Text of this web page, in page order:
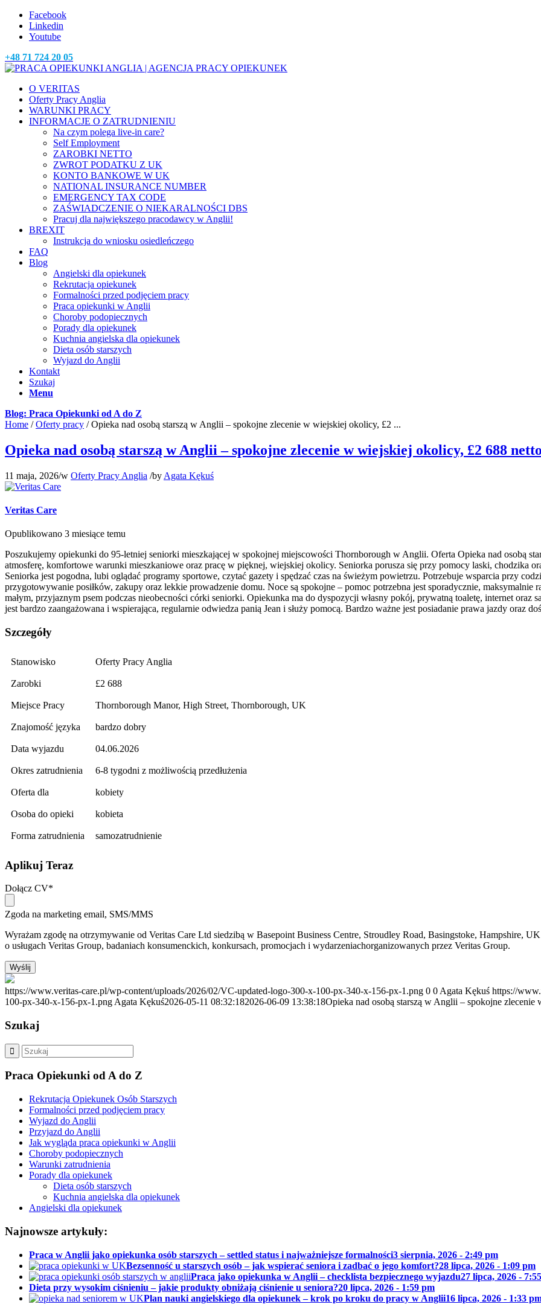
Facebook
Linkedin
Youtube
+48 71 724 20 05
O VERITAS
Oferty Pracy Anglia
WARUNKI PRACY
INFORMACJE O ZATRUDNIENIU
Na czym polega live-in care?
Self Employment
ZAROBKI NETTO
ZWROT PODATKU Z UK
KONTO BANKOWE W UK
NATIONAL INSURANCE NUMBER
EMERGENCY TAX CODE
ZAŚWIADCZENIE O NIEKARALNOŚCI DBS
Pracuj dla największego pracodawcy w Anglii!
BREXIT
Instrukcja do wniosku osiedleńczego
FAQ
Blog
Angielski dla opiekunek
Rekrutacja opiekunek
Formalności przed podjęciem pracy
Praca opiekunki w Anglii
Choroby podopiecznych
Porady dla opiekunek
Kuchnia angielska dla opiekunek
Dieta osób starszych
Wyjazd do Anglii
Kontakt
Szukaj
Menu
Blog: Praca Opiekunki od A do Z
Home / Oferty pracy / Opieka nad osobą starszą w Anglii – spokojne zlecenie w wiejskiej okolicy, £2 ...
Opieka nad osobą starszą w Anglii – spokojne zlecenie w wiejskiej okolicy, £2 688
11 maja, 2026/w Oferty Pracy Anglia /by Agata Kękuś
Veritas Care
Opublikowano 3 miesiące temu
Poszukujemy opiekunki do 95-letniej seniorki mieszkającej w spokojnej miejscowości Thornborough w Anglii. Oferta Opieka nad osobą
atmosferę, komfortowe warunki mieszkaniowe oraz pracę w pięknej, wiejskiej okolicy. Seniorka porusza się przy pomocy laski, chodzika
Seniorka jest pogodna, lubi oglądać programy sportowe, czytać gazety i spędzać czas na świeżym powietrzu. Potrzebuje wsparcia przy
przygotowywanie posiłków, zakupy oraz lekkie prowadzenie domu. Noce są spokojne – pomoc potrzebna jest sporadycznie,
małym, przyjaznym psem podczas nieobecności córki seniorki. Opiekunka ma do dyspozycji własny pokój, prywatną toaletę, internet
jest bardzo zaangażowana i wspierająca, regularnie odwiedza panią Jean i służy pomocą. Bardzo ważne jest posiadanie prawa jazdy oraz
Szczegóły
Stanowisko Oferty Pracy Anglia
Zarobki £2 688
Miejsce Pracy Thornborough Manor, High Street, Thornborough, UK
Znajomość języka bardzo dobry
Data wyjazdu 04.06.2026
Okres zatrudnienia 6-8 tygodni z możliwością przedłużenia
Oferta dla kobiety
Osoba do opieki kobieta
Forma zatrudnienia samozatrudnienie
Aplikuj Teraz
Dołącz CV*
Zgoda na marketing email, SMS/MMS
Wyrażam zgodę na otrzymywanie od Veritas Care Ltd siedzibą w Basepoint Business Centre, Stroudley Road, Basingstoke, Hampshire,
o usługach Veritas Group, badaniach konsumenckich, konkursach, promocjach i wydarzeniachorganizowanych przez Veritas Group.
Wyślij
https://www.veritas-care.pl/wp-content/uploads/2026/02/VC-updated-logo-300-x-100-px-340-x-156-px-1.png 0 0 Agata Kękuś https://
100-px-340-x-156-px-1.png Agata Kękuś2026-05-11 08:32:182026-06-09 13:38:18Opieka nad osobą starszą w Anglii – spokojne
Szukaj
Praca Opiekunki od A do Z
Rekrutacja Opiekunek Osób Starszych
Formalności przed podjęciem pracy
Wyjazd do Anglii
Przyjazd do Anglii
Jak wygląda praca opiekunki w Anglii
Choroby podopiecznych
Warunki zatrudnienia
Porady dla opiekunek
Dieta osób starszych
Kuchnia angielska dla opiekunek
Angielski dla opiekunek
Najnowsze artykuły:
Praca w Anglii jako opiekunka osób starszych – settled status i najważniejsze formalności3 sierpnia, 2026 - 2:49 pm
Bezsenność u starszych osób – jak wspierać seniora i zadbać o jego komfort?28 lipca, 2026 - 1:09 pm
Praca jako opiekunka w Anglii – checklista bezpiecznego wyjazdu27 lipca, 2026 -
Dieta przy wysokim ciśnieniu – jakie produkty obniżają ciśnienie u seniora?20 lipca, 2026 - 1:59 pm
Plan nauki angielskiego dla opiekunek – krok po kroku do pracy w Anglii16 lipca, 2026 - 1:33